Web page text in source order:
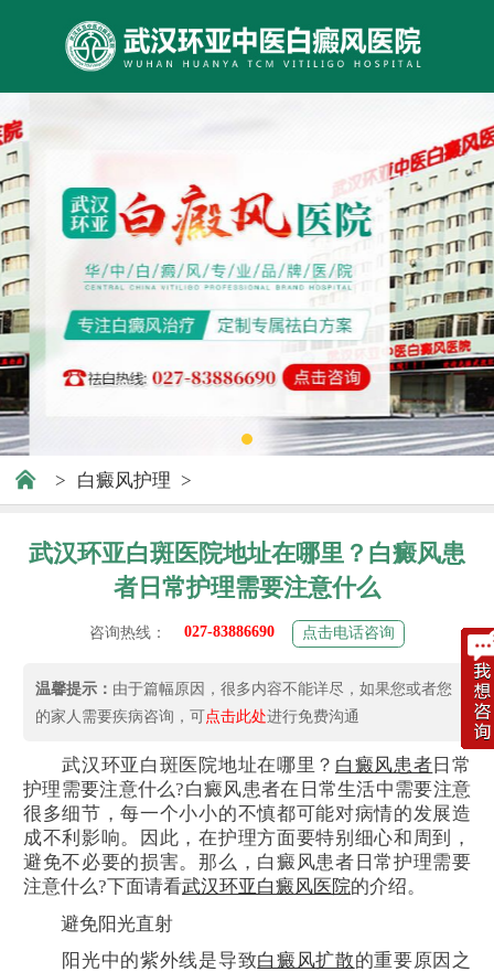
> 白癜风护理 >
武汉环亚白斑医院地址在哪里？白癜风患
者日常护理需要注意什么
咨询热线： 027-83886690 点击电话咨询
温馨提示： 由于篇幅原因，很多内容不能详尽，如果您或者您
的家人需要疾病咨询，可点击此处进行免费沟通
武汉环亚白斑医院地址在哪里？ 白癜风患者 日常
护理需要注意什么?白癜风患者在日常生活中需要注意
很多细节，每一个小小的不慎都可能对病情的发展造
成不利影响。因此，在护理方面要特别细心和周到，
避免不必要的损害。那么，白癜风患者日常护理需要
注意什么?下面请看武汉环亚白癜风医院的介绍。
避免阳光直射
阳光中的紫外线是导致白癜风扩散的重要原因之